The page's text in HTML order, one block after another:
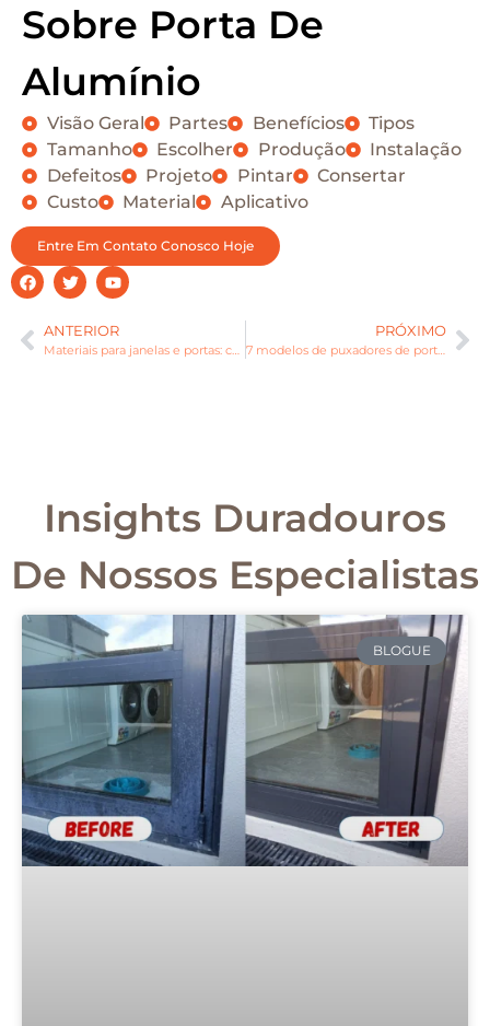
Sobre Porta De
Alumínio
Visão Geral Partes Benefícios
Tipos
Tamanho
Escolher Produção
Instalação
Defeitos
Projeto Pintar
Consertar
Custo
Material Aplicativo
Entre Em Contato Conosco Hoje
ANTERIOR
Materiais para janelas e portas: compare as melhores opções.
PRÓXIMO
7 modelos de puxadores de porta em alumínio
Insights Duradouros
De Nossos Especialistas
BLOGUE